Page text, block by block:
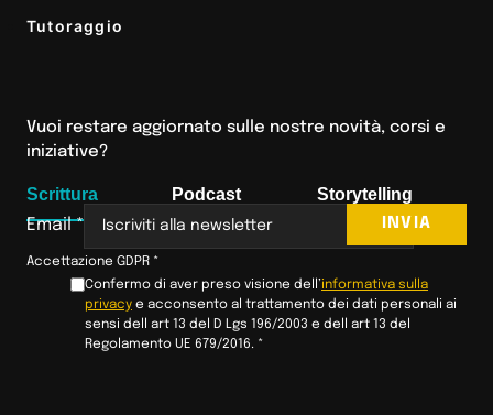
Tutoraggio
Vuoi restare aggiornato sulle nostre novità, corsi e
iniziative?
Scrittura
Email*
Accettazione GDPR *
Confermo di aver preso visione dell’informativa sulla
privacy e acconsento al trattamento dei dati personali ai
sensi dell art 13 del D Lgs 196/2003 e dell art 13 del
Regolamento UE 679/2016. *
INVIA
Podcast Storytelling